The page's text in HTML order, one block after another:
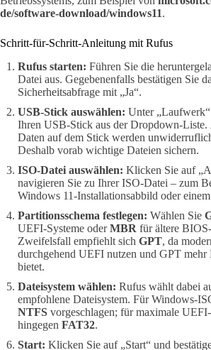
de/software-download/windows11.
Schritt-für-Schritt-Anleitung mit Rufus
Rufus starten: Führen Sie die
Datei aus. Gegebenenfalls bestätigen Sie
Sicherheitsabfrage mit „Ja“.
USB-Stick auswählen: Unter
Ihren USB-Stick aus der Dropdown-Liste.
Daten auf dem Stick werden
Deshalb vorab wichtige Dateien sichern.
ISO-Datei auswählen: Klicken Sie auf
navigieren Sie zu Ihrer ISO-Datei – zum
Windows 11-Installationsabbild oder
Partitionsschema festlegen: Wählen Sie
UEFI-Systeme oderMBR für ältere
Zweifelsfall empfiehlt sich GPT, da
durchgehend UEFI nutzen und GPT
bietet.
Dateisystem wählen: Rufus wählt dabei
empfohlene Dateisystem. Für Windows-
NTFS vorgeschlagen; für maximale
hingegen FAT32.
Start: Klicken Sie auf „Start“ und